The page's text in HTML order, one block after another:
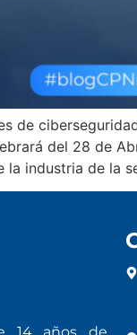
de
del 28 de
la industria de la